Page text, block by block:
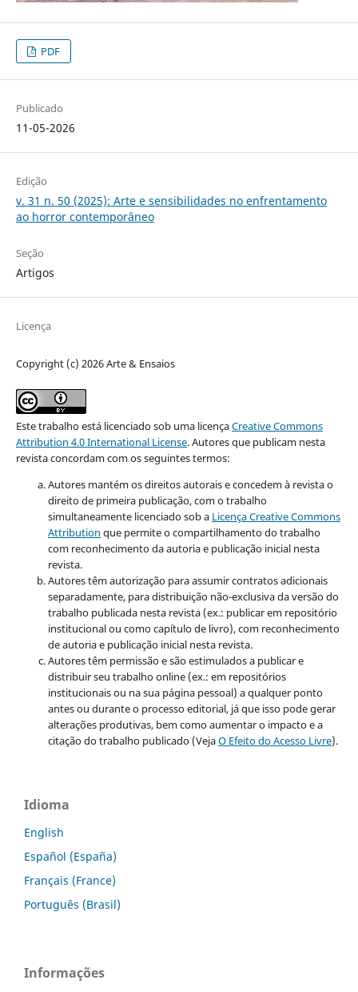
PDF
Publicado
11-05-2026
Edição
v. 31 n. 50 (2025): Arte e sensibilidades no enfrentamento
ao horror contemporâneo
Seção
Artigos
Licença
Copyright (c) 2026 Arte & Ensaios
Este trabalho está licenciado sob uma licençaCreative Commons
Attribution 4.0 International License.Autores que publicam nesta
revista concordam com os seguintes termos:
Autores mantém os direitos autorais e concedem à revista o
direito de primeira publicação, com o trabalho
simultaneamente licenciado sob a Licença Creative Commons
Attribution que permite o compartilhamento do trabalho
com reconhecimento da autoria e publicação inicial nesta
revista.
Autores têm autorização para assumir contratos adicionais
separadamente, para distribuição não-exclusiva da versão do
trabalho publicada nesta revista (ex.: publicar em repositório
institucional ou como capítulo de livro), com reconhecimento
de autoria e publicação inicial nesta revista.
Autores têm permissão e são estimulados a publicar e
distribuir seu trabalho online (ex.: em repositórios
institucionais ou na sua página pessoal) a qualquer ponto
antes ou durante o processo editorial, já que isso pode gerar
alterações produtivas, bem como aumentar o impacto e a
citação do trabalho publicado (VejaO Efeito do Acesso Livre).
Idioma
English
Español (España)
Français (France)
Português (Brasil)
Informações